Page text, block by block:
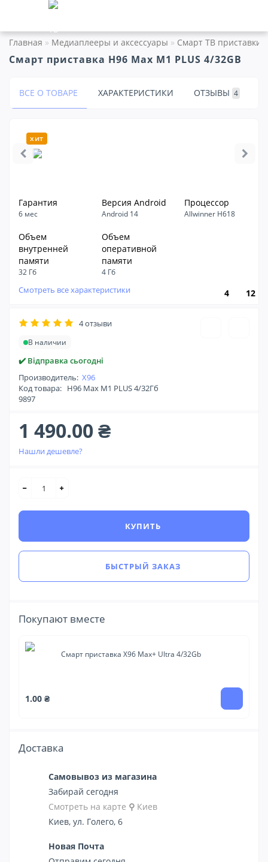
Главная Медиаплееры и аксессуары Смарт ТВ приставки
Смарт приставка H96 Max M1 PLUS 4/32GB
ВСЕ О ТОВАРЕ ХАРАКТЕРИСТИКИ ОТЗЫВЫ 4
4 12
хит
Гарантия
6 мес
Версия Android
Android 14
Процессор
Allwinner H618
Объем
внутренней
памяти
32 Гб
Объем
оперативной
памяти
4 Гб
Смотреть все характеристики
4 отзыви
В наличии
✔️ Відправка сьогодні
Производитель: X96
Код товара: H96 Max M1 PLUS 4/32Гб
9897
1 490.00 ₴
Нашли дешевле?
КУПИТЬ
БЫСТРЫЙ ЗАКАЗ
Покупают вместе
Смарт приставка X96 Max+ Ultra 4/32Gb
1.00 ₴
Доставка
Самовывоз из магазина
Забирай сегодня
Смотреть на карте ⚲ Киев
Киев, ул. Голего, 6
Новая Почта